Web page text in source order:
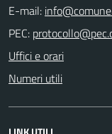
E-mail:
PEC:
Uffici e orari
Numeri utili